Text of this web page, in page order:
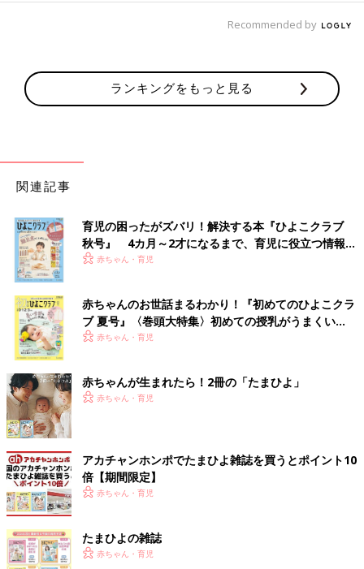
Recommended by
ランキングをもっと見る
関連記事
育児の困ったがズバリ！解決する本『ひよこクラブ
秋号』 4カ月～2才になるまで、育児に役立つ情報が
いっぱい！
赤ちゃん・育児
赤ちゃんのお世話まるわかり！『初めてのひよこクラ
ブ 夏号』〈巻頭大特集〉初めての授乳がうまくい
く！ おっぱい・ミルクの基本と夏のトラブル 解決テ
赤ちゃん・育児
赤ちゃんが生まれたら！2冊の「たまひよ」
赤ちゃん・育児
アカチャンホンポでたまひよ雑誌を買うとポイント10
倍【期間限定】
赤ちゃん・育児
たまひよの雑誌
赤ちゃん・育児